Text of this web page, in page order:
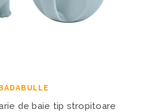
de baie tip stropitoare